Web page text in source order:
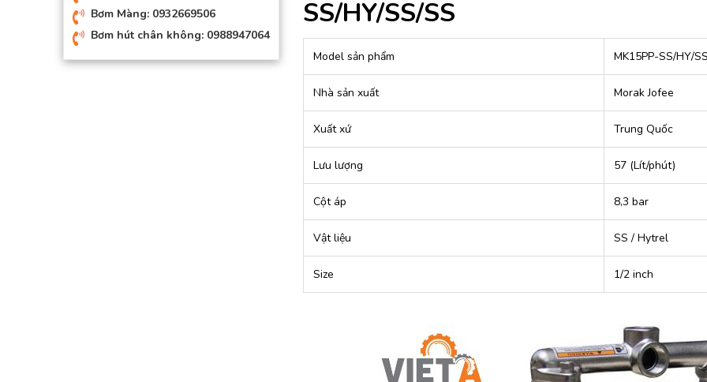
Bơm Màng: 0932669506
Bơm hút chân không: 0988947064
SS/HY/SS/SS
Model sản phẩm MK15PP-SS/HY/
Nhà sản xuất Morak Jofee
Xuất xứ Trung Quốc
Lưu lượng 57 (Lít/phút)
Cột áp 8,3 bar
Vật liệu SS / Hytrel
Size 1/2 inch